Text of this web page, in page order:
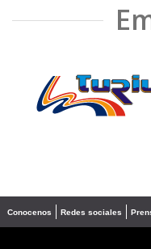
❮
Conocenos Redes sociales